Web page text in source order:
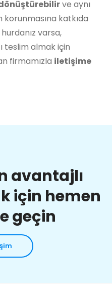
ve aynı
katkıda
varsa,
teslim almak için
firmamızla iletişime
avantajlı
için hemen
geçin